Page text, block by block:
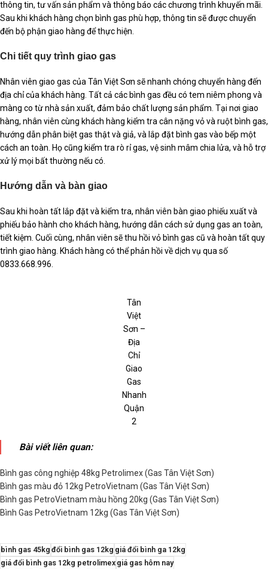
thông tin, tư vấn sản phẩm và thông báo các chương trình khuyến mãi.
Sau khi khách hàng chọn bình gas phù hợp, thông tin sẽ được chuyển
đến bộ phận giao hàng để thực hiện.
Chi tiết quy trình giao gas
Nhân viên giao gas của Tân Việt Sơn sẽ nhanh chóng chuyển hàng đến
địa chỉ của khách hàng. Tất cả các bình gas đều có tem niêm phong và
màng co từ nhà sản xuất, đảm bảo chất lượng sản phẩm. Tại nơi giao
hàng, nhân viên cùng khách hàng kiểm tra cân nặng vỏ và ruột bình gas,
hướng dẫn phân biệt gas thật và giả, và lắp đặt bình gas vào bếp một
cách an toàn. Họ cũng kiểm tra rò rỉ gas, vệ sinh mâm chia lửa, và hỗ trợ
xử lý mọi bất thường nếu có.
Hướng dẫn và bàn giao
Sau khi hoàn tất lắp đặt và kiểm tra, nhân viên bàn giao phiếu xuất và
phiếu bảo hành cho khách hàng, hướng dẫn cách sử dụng gas an toàn,
tiết kiệm. Cuối cùng, nhân viên sẽ thu hồi vỏ bình gas cũ và hoàn tất quy
trình giao hàng. Khách hàng có thể phản hồi về dịch vụ qua số
0833.668.996.
Tân
Việt
Sơn –
Địa
Chỉ
Giao
Gas
Nhanh
Quận
2
Bài viết liên quan:
Bình gas công nghiệp 48kg Petrolimex (Gas Tân Việt Sơn)
Bình gas màu đỏ 12kg PetroVietnam (Gas Tân Việt Sơn)
Bình gas PetroVietnam màu hồng 20kg (Gas Tân Việt Sơn)
Bình Gas PetroVietnam 12kg (Gas Tân Việt Sơn)
bình gas 45kg đổi bình gas 12kg giá đổi bình ga 12kg
giá đổi bình gas 12kg petrolimexgiá gas hôm nay